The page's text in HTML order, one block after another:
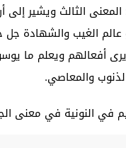
المعنى الثالث ويشير
الغيب والشهادة جل
أفعالهم ويعلم ما
والمعاصي.
في النونية في معنى